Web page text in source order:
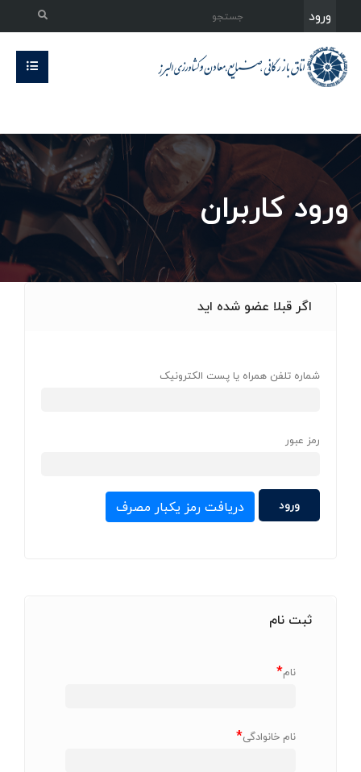
ورود
ورود کاربران
اگر قبلا عضو شده اید
شماره تلفن همراه یا پست الکترونیک
رمز عبور
دریافت رمز یکبار مصرف
ثبت نام
نام*
نام خانوادگی*